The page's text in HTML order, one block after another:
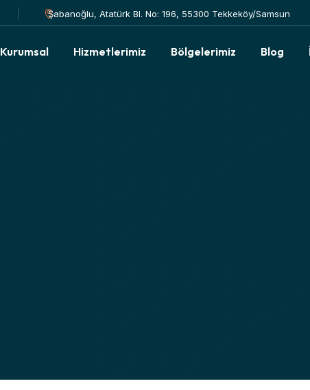
Şabanoğlu, Atatürk Bl. No: 196, 55300 Tekkeköy/Samsun
Kurumsal Hizmetlerimiz Bölgelerimiz Blog